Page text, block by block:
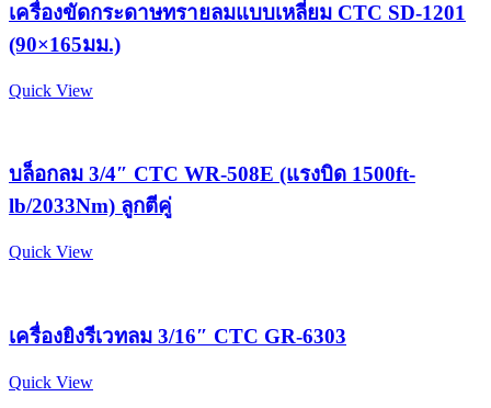
เครื่องขัดกระดาษทรายลมแบบเหลี่ยม CTC SD-1201
(90×165มม.)
Quick View
บล็อกลม 3/4″ CTC WR-508E (แรงบิด 1500ft-
lb/2033Nm) ลูกตีคู่
Quick View
เครื่องยิงรีเวทลม 3/16″ CTC GR-6303
Quick View